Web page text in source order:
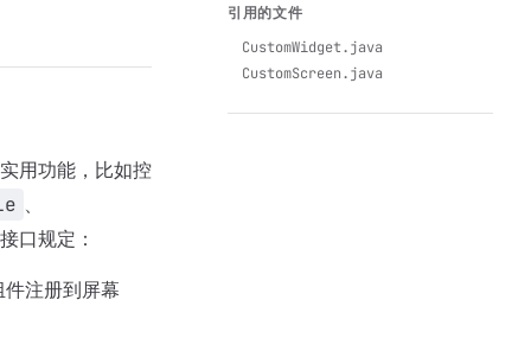
引用的文件
CustomWidget.java
CustomScreen.java
用功能，比如控
、
口规定：
注册到屏幕